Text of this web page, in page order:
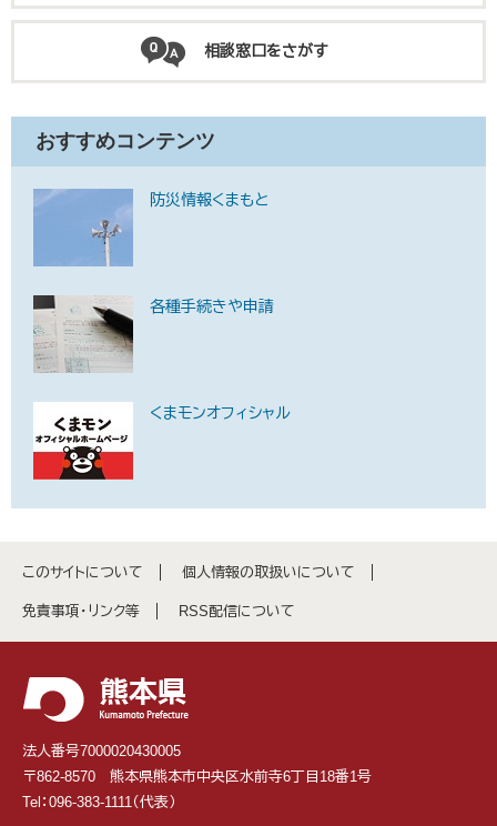
相談窓口をさがす
おすすめコンテンツ
防災情報くまもと
各種手続きや申請
くまモンオフィシャル
このサイトについて 個人情報の取扱いについて
免責事項・リンク等 RSS配信について
法人番号7000020430005
〒862-8570 熊本県熊本市中央区水前寺6丁目18番1号
Tel：096-383-1111（代表）